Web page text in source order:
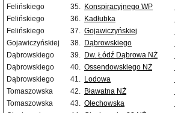
Felińskiego
35. Konspiracyjnego WP
Felińskiego
36. Kadłubka
Felińskiego
37. Gojawiczyńskiej
Gojawiczyńskiej
38. Dąbrowskiego
Dąbrowskiego
39. Dw. Łódź Dąbrowa NŻ
Dąbrowskiego
40. Ossendowskiego NŻ
Dąbrowskiego
41. Lodowa
Tomaszowska
42. Bławatna NŻ
Tomaszowska
43. Olechowska